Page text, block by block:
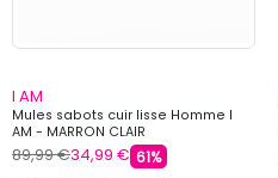
I AM
Mules sabots cuir lisse Homme I
AM - MARRON CLAIR
89,99 €34,99 € 61%